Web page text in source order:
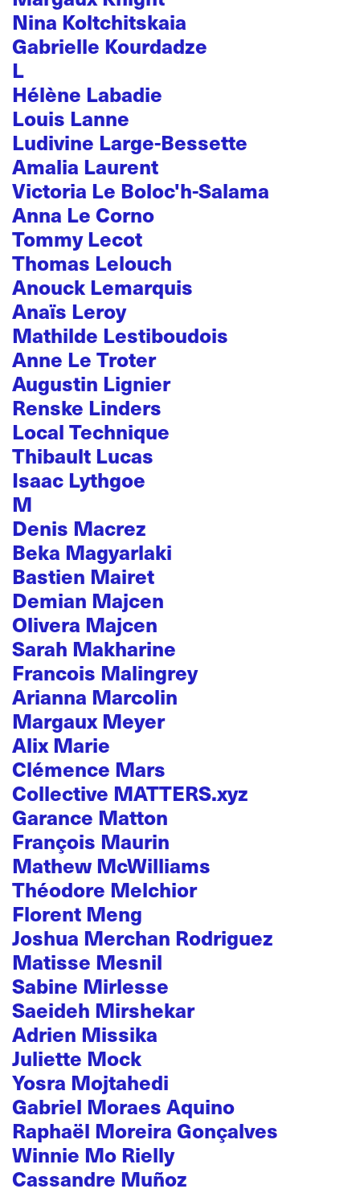
Nina Koltchitskaia
Gabrielle Kourdadze
L
Hélène Labadie
Louis Lanne
Ludivine Large-Bessette
Amalia Laurent
Victoria Le Boloc'h-Salama
Anna Le Corno
Tommy Lecot
Thomas Lelouch
Anouck Lemarquis
Anaïs Leroy
Mathilde Lestiboudois
Anne Le Troter
Augustin Lignier
Renske Linders
Local Technique
Thibault Lucas
Isaac Lythgoe
M
Denis Macrez
Beka Magyarlaki
Bastien Mairet
Demian Majcen
Olivera Majcen
Sarah Makharine
Francois Malingrey
Arianna Marcolin
Margaux Meyer
Alix Marie
Clémence Mars
Collective MATTERS.xyz
Garance Matton
François Maurin
Mathew McWilliams
Théodore Melchior
Florent Meng
Joshua Merchan Rodriguez
Matisse Mesnil
Sabine Mirlesse
Saeideh Mirshekar
Adrien Missika
Juliette Mock
Yosra Mojtahedi
Gabriel Moraes Aquino
Raphaël Moreira Gonçalves
Winnie Mo Rielly
Cassandre Muñoz